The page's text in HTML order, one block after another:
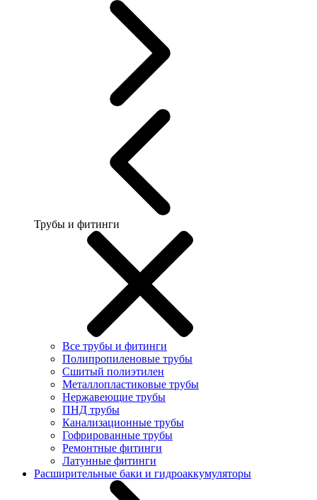
Трубы и фитинги
Все трубы и фитинги
Полипропиленовые трубы
Сшитый полиэтилен
Металлопластиковые трубы
Нержавеющие трубы
ПНД трубы
Канализационные трубы
Гофрированные трубы
Ремонтные фитинги
Латунные фитинги
Расширительные баки и гидроаккумуляторы